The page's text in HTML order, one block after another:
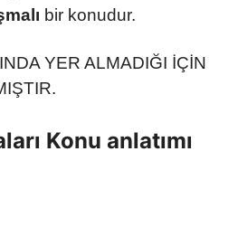
bir konudur.
YER ALMADIĞI İÇİN
Konu anlatımı